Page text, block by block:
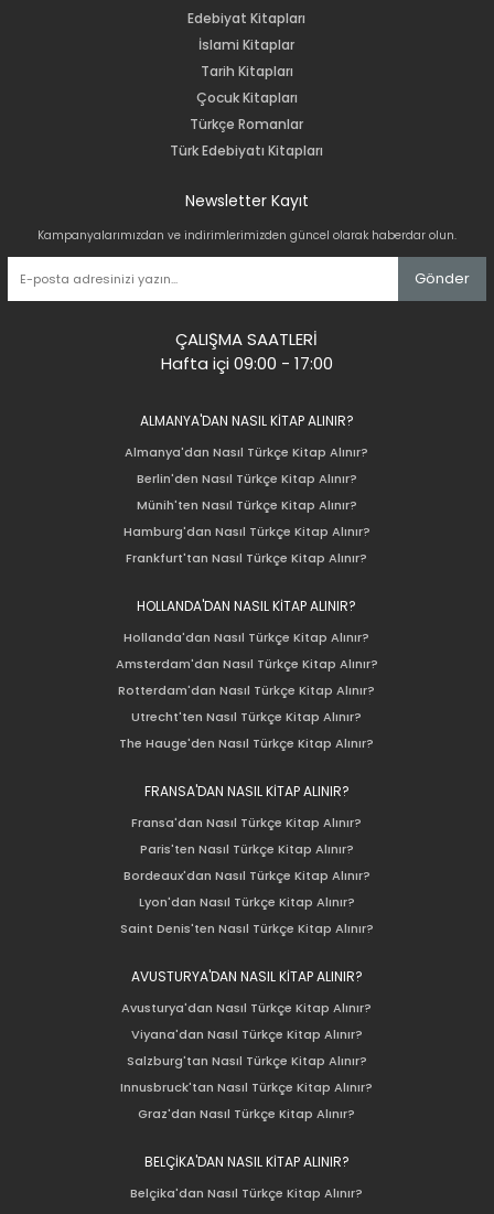
Edebiyat Kitapları
İslami Kitaplar
Tarih Kitapları
Çocuk Kitapları
Türkçe Romanlar
Türk Edebiyatı Kitapları
Newsletter Kayıt
Kampanyalarımızdan ve indirimlerimizden güncel olarak haberdar olun.
Gönder
ÇALIŞMA SAATLERİ
Hafta içi 09:00 - 17:00
ALMANYA'DAN NASIL KİTAP ALINIR?
Almanya'dan Nasıl Türkçe Kitap Alınır?
Berlin'den Nasıl Türkçe Kitap Alınır?
Münih'ten Nasıl Türkçe Kitap Alınır?
Hamburg'dan Nasıl Türkçe Kitap Alınır?
Frankfurt'tan Nasıl Türkçe Kitap Alınır?
HOLLANDA'DAN NASIL KİTAP ALINIR?
Hollanda'dan Nasıl Türkçe Kitap Alınır?
Amsterdam'dan Nasıl Türkçe Kitap Alınır?
Rotterdam'dan Nasıl Türkçe Kitap Alınır?
Utrecht'ten Nasıl Türkçe Kitap Alınır?
The Hauge'den Nasıl Türkçe Kitap Alınır?
FRANSA'DAN NASIL KİTAP ALINIR?
Fransa'dan Nasıl Türkçe Kitap Alınır?
Paris'ten Nasıl Türkçe Kitap Alınır?
Bordeaux'dan Nasıl Türkçe Kitap Alınır?
Lyon'dan Nasıl Türkçe Kitap Alınır?
Saint Denis'ten Nasıl Türkçe Kitap Alınır?
AVUSTURYA'DAN NASIL KİTAP ALINIR?
Avusturya'dan Nasıl Türkçe Kitap Alınır?
Viyana'dan Nasıl Türkçe Kitap Alınır?
Salzburg'tan Nasıl Türkçe Kitap Alınır?
Innusbruck'tan Nasıl Türkçe Kitap Alınır?
Graz'dan Nasıl Türkçe Kitap Alınır?
BELÇİKA'DAN NASIL KİTAP ALINIR?
Belçika'dan Nasıl Türkçe Kitap Alınır?